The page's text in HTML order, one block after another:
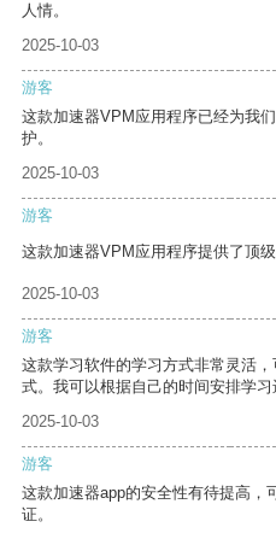
人情。
2025-10-03
游客
这款加速器VPM应用程序已经为我
护。
2025-10-03
游客
这款加速器VPM应用程序提供了顶
2025-10-03
游客
这款学习软件的学习方式非常灵活
式。我可以根据自己的时间安排学习
2025-10-03
游客
这款加速器app的安全性有待提高，
证。